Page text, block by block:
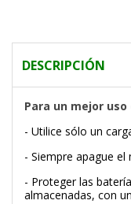
DESCRIPCIÓN
Para un mejor
- Utilice sólo un
- Siempre apague
- Proteger las
almacenadas, con